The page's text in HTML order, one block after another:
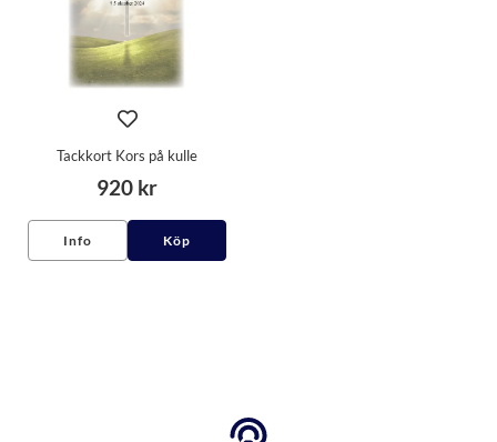
Tackkort Kors på kulle
920 kr
Info Köp